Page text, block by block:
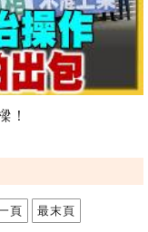
！
頁 最末頁